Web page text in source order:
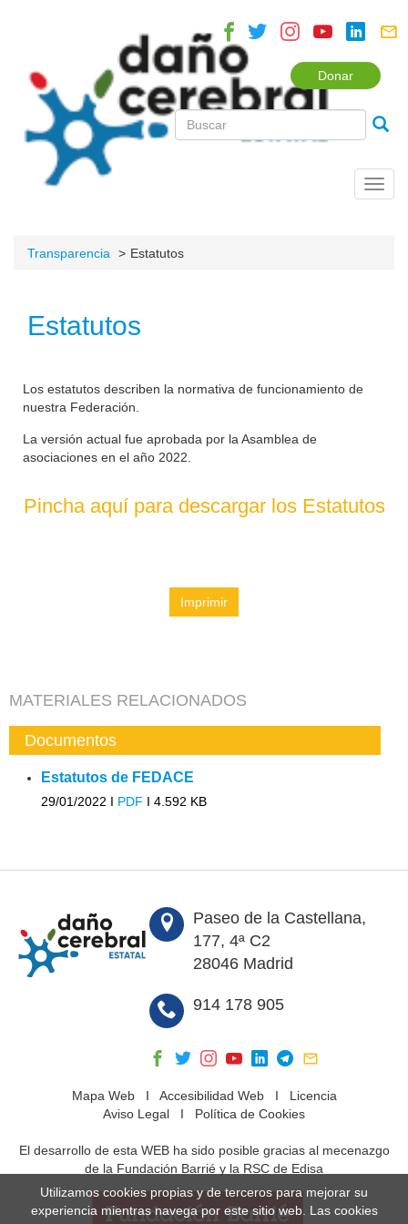
Donar
Transparencia Estatutos
Estatutos
Los estatutos describen la normativa de funcionamiento de
nuestra Federación.
La versión actual fue aprobada por la Asamblea de
asociaciones en el año 2022.
Pincha aquí para descargar los Estatutos
Imprimir
MATERIALES RELACIONADOS
Documentos
Estatutos de FEDACE
29/01/2022 I PDF I 4.592 KB
Paseo de la Castellana,
177, 4ª C2
28046 Madrid
914 178 905
Mapa WebI Accesibilidad WebI Licencia
Aviso Legal I Política de Cookies
El desarrollo de esta WEB ha sido posible gracias al mecenazgo
de la Fundación Barrié y la RSC de Edisa
Utilizamos cookies propias y de terceros para mejorar su
experiencia mientras navega por este sitio web. Las cookies